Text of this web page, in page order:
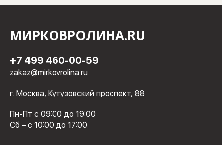
МИРКОВРОЛИНА.RU
+7 499 460-00-59
zakaz@mirkovrolina.ru
г. Москва, Кутузовский проспект, 88
Пн-Пт с 09:00 до 19:00
Сб – с 10:00 до 17:00